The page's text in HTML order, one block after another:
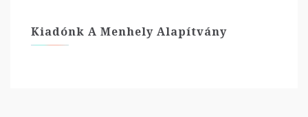
Kiadónk A Menhely Alapítvány